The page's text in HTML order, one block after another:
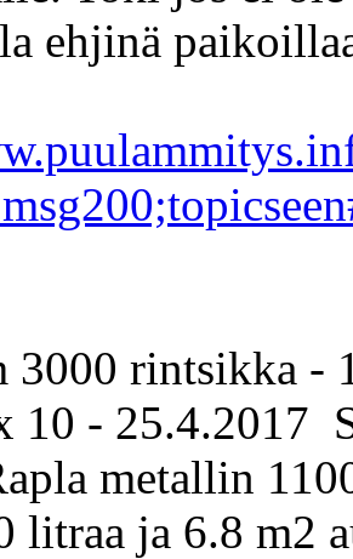
ehjinä
3000 rintsikka -
10 - 25.4.2017
metallin
litraa ja 6.8 m2